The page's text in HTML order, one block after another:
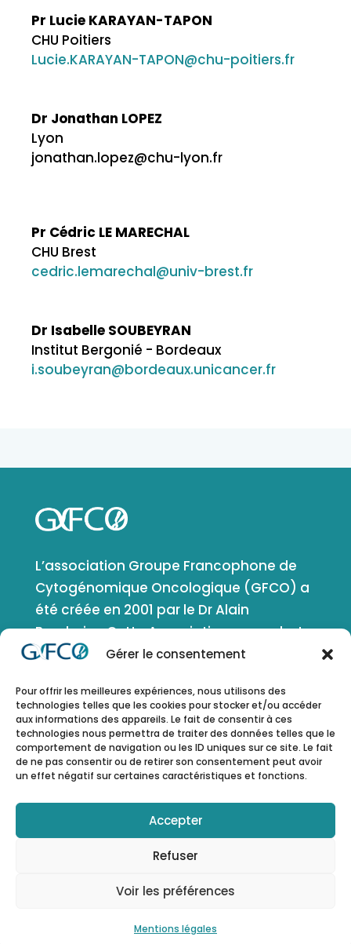
Gérer le consentement
Pour offrir les meilleures expériences, nous utilisons des
technologies telles que les cookies pour stocker et/ou accéder
aux informations des appareils. Le fait de consentir à ces
technologies nous permettra de traiter des données telles que le
comportement de navigation ou les ID uniques sur ce site. Le fait
de ne pas consentir ou de retirer son consentement peut avoir
un effet négatif sur certaines caractéristiques et fonctions.
Accepter
Refuser
Voir les préférences
Mentions légales
Pr Lucie KARAYAN-TAPON
CHU Poitiers
Lucie.KARAYAN-TAPON@chu-poitiers.fr
Dr Jonathan LOPEZ
Lyon
jonathan.lopez@chu-lyon.fr
Pr Cédric LE MARECHAL
CHU Brest
cedric.lemarechal@univ-brest.fr
Dr Isabelle SOUBEYRAN
Institut Bergonié - Bordeaux
i.soubeyran@bordeaux.unicancer.fr
L’association Groupe Francophone de
Cytogénomique Oncologique (GFCO) a
été créée en 2001 par le Dr Alain
Bernheim. Cette Association a pour but
de favoriser le développement de la
génomique en oncologie et en
génétique somatique. Elle comprend
tous les domaines d’application de ces
disciplines.
ESPACE MEMBRE
Administration – Copyright © 2023 by
Mentions légales